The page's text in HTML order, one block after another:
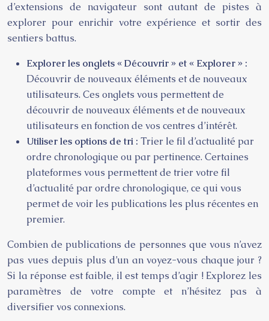
d’extensions de navigateur sont autant de pistes à
explorer pour enrichir votre expérience et sortir des
sentiers battus.
Explorer les onglets « Découvrir » et « Explorer » :
Découvrir de nouveaux éléments et de nouveaux
utilisateurs. Ces onglets vous permettent de
découvrir de nouveaux éléments et de nouveaux
utilisateurs en fonction de vos centres d’intérêt.
Utiliser les options de tri : Trier le fil d’actualité par
ordre chronologique ou par pertinence. Certaines
plateformes vous permettent de trier votre fil
d’actualité par ordre chronologique, ce qui vous
permet de voir les publications les plus récentes en
premier.
Combien de publications de personnes que vous n’avez
pas vues depuis plus d’un an voyez-vous chaque jour ?
Si la réponse est faible, il est temps d’agir ! Explorez les
paramètres de votre compte et n’hésitez pas à
diversifier vos connexions.